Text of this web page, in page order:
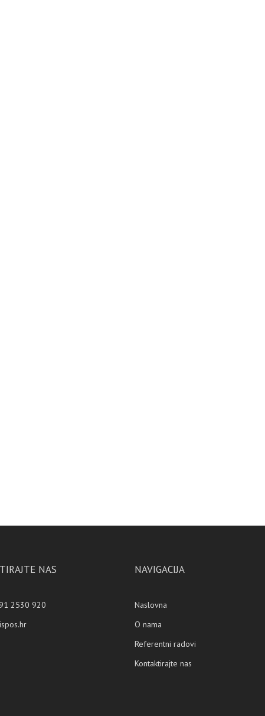
NAS
2530 920
NAVIGACIJA
Naslovna
O nama
Referentni radovi
Kontaktirajte nas